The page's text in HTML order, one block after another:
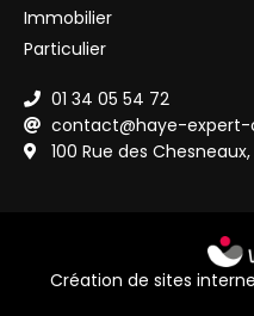
Immobilier
Particulier
01 34 05 54 72
contact@haye-
100 Rue des
Création de sites